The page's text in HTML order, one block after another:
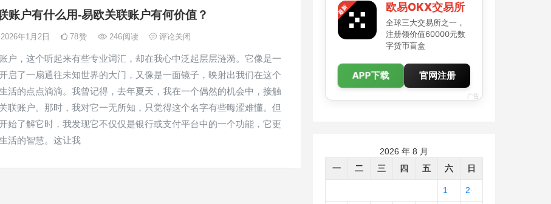
账户有什么用-易欧关联账户有何价值？
2026年1月2日 78赞 246阅读 评论关闭
户，这个听起来有些专业词汇，却在我心中泛起层层涟漪。它像是一
启了一扇通往未知世界的大门，又像是一面镜子，映射出我们在这个
活的点点滴滴。我曾记得，去年夏天，我在一个偶然的机会中，接触
联账户。那时，我对它一无所知，只觉得这个名字有些晦涩难懂。但
始了解它时，我发现它不仅仅是银行或支付平台中的一个功能，它更
活的智慧。这让我
欧易OKX交易所
全球三大交易所之一，
注册领价值60000元数
字货币盲盒
APP下载 官网注册
广告
2026 年 8 月
一
二 三 四 五 六 日
1 2